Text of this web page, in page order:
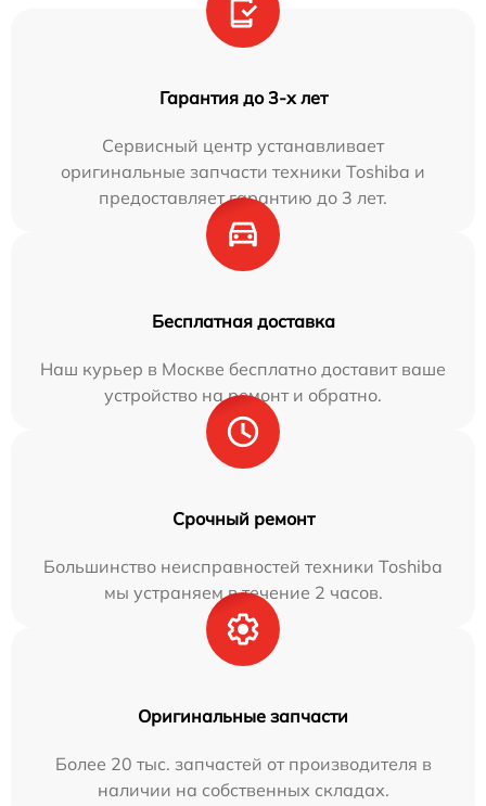
Гарантия до 3-х лет
Сервисный центр устанавливает
оригинальные запчасти техники Toshiba и
предоставляет гарантию до 3 лет.
Бесплатная доставка
Наш курьер в Москве бесплатно доставит ваше
устройство на ремонт и обратно.
Срочный ремонт
Большинство неисправностей техники Toshiba
мы устраняем в течение 2 часов.
Оригинальные запчасти
Более 20 тыс. запчастей от производителя в
наличии на собственных складах.